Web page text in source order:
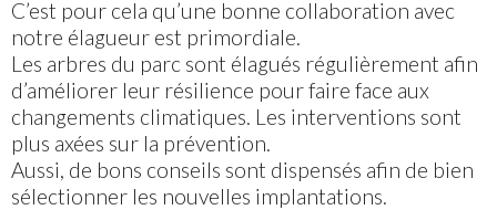
C’est pour cela qu’une bonne collaboration avec
notre élagueur est primordiale.
Les arbres du parc sont élagués régulièrement afin
d’améliorer leur résilience pour faire face aux
changements climatiques. Les interventions sont
plus axées sur la prévention.
Aussi, de bons conseils sont dispensés afin de bien
sélectionner les nouvelles implantations.